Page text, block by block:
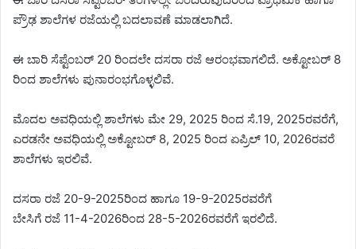
ಪ್ರೌಢ ಶಾಲೆಗಳ ರಜೆಯಲ್ಲಿ ಬದಲಾವಣೆ ಮಾಡಲಾಗಿದೆ.
ಈ ಬಾರಿ ಸೆಪ್ಟೆಂಬರ್ 20 ರಿಂದಲೇ ದಸರಾ ರಜೆ ಆರಂಭವಾಗಲಿದೆ. ಅಕ್ಟೋಬರ್ 8
ರಿಂದ ಶಾಲೆಗಳು ಪುನಾರಂಭಗೊಳ್ಳಲಿವೆ.
ಮೊದಲ ಅವಧಿಯಲ್ಲಿ ಶಾಲೆಗಳು ಮೇ 29, 2025 ರಿಂದ ಸೆ.19, 2025ರವರೆಗೆ,
ಎರಡನೇ ಅವಧಿಯಲ್ಲಿ ಅಕ್ಟೋಬರ್ 8, 2025 ರಿಂದ ಏಪ್ರಿಲ್ 10, 2026ರವರೆ
ಶಾಲೆಗಳು ಇರಲಿವೆ.
ದಸರಾ ರಜೆ 20-9-2025ರಿಂದ ಹಾಗೂ 19-9-2025ರವರೆಗೆ
ಬೇಸಿಗೆ ರಜೆ 11-4-2026ರಿಂದ 28-5-2026ರವರೆಗೆ ಇರಲಿದೆ.